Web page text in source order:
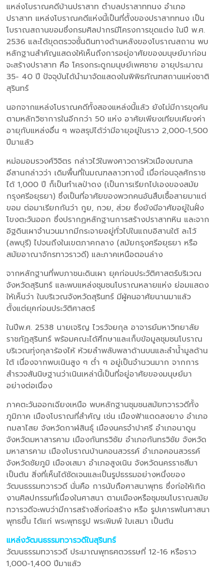
แหล่งโบราณคดีบ้านปราสาท ตำบลปราสาททนง อำเภอ
ปราสาท แหล่งโบราณคดีแห่งนี้เป็นที่ตั้งของปราสาททนง เป็น
โบราณสถานขอมชึ่งกรมศิลปากรมีโครงการขุดแต่ง ในปี พ.ศ.
2536 และได้ขุดตรวจชั้นดินทางด้านหลังของโบราณสถาน พบ
หลักฐานสำคัญแสดงให้เห็นถึงการอยุ่อาศัยของมนุษย์มาก่อน
จะสร้างปราสาท คือ โครงกระดูกมนุษย์เพศชาย อายุประมาณ
35- 40 ปี ปัจจุบันได้นำมาจัดแสดงในพิพิธภัณฑสถานแห่งชาติ
สุรินทร์
นอกจากแหล่งโบราณคดีทั้งสองแหล่งนี้แล้ว ยังไม่มีการขุดค้น
ตามหลักวิชาการในอีกกว่า 50 แห่ง อาศัยเพียงเทียบเคียงค่า
อายุกับแหล่งอื่น ๆ พอสรุปได้ว่ามีอายุอยู่ในราว 2,000-1,500
ปีมาแล้ว
หม่อมอมรวงศ์วิจิตร กล่าวไว้ในพงศาวดารหัวเมืองมณฑล
อีสานกล่าวว่า เดิมพื้นที่ในมณฑลลาวทางนี้ เมื่อก่อนจุลศักราช
ได้ 1,000 ปี ก็เป็นทำเลป่าดง (เป็นการเรียกไปเองของสมัย
กรุงศรีอยุธยา) ซึ่งเป็นที่อาศัยของพวกคนอันสืบเชื้อสายมาแต่
ขอม ต่อมาเรียกกันว่า กูย, กวย, ส่วย ซึ่งยังมีอาศัยอยู่ในฝั่ง
โขงตะวันออก ซึ่งปรากฏหลักฐานการสร้างปราสาทหิน และจาก
อิฐดินเผาจำนวนมากมีกระจายอยู่ทั่วไปในแถบอิสานใต้ ละโว้
(ลพบุรี) ไปจนถึงในเขตภาคกลาง (สมัยกรุงศรีอยุธยา หรือ
สมัยอาณาจักรทาวราวดี) และภาคเหนือตอนล่าง
จากหลักฐานที่พบภาชนะดินเผา ยุคก่อนประวัติศาสตร์บริเวณ
จังหวัดสุรินทร์ และพบแหล่งชุมชนโบราณหลายแห่ง ย่อมแสดง
ให้เห็นว่า ในบริเวณจังหวัดสุรินทร์ มีผู้คนอาศัยนานมาแล้ว
ตั้งแต่ยุคก่อนประวัติศาสตร์
ในปีพ.ศ. 2538 นายเจริญ ไวรวัจยกุล อาจารย์มหาวิทยาลัย
ราชภัฏสุรินทร์ พร้อมคณะได้ศึกษาและเก็บข้อมูลชุมชนโบราณ
บริเวณทุ่งกุลาร้องไห้ ห้วยลำพลับพลาด้านบนและลำน้ำมูลด้าน
ใต้ เนื่องจากพบเนินสูง ๆ ต่ำ ๆ อยู่เป็นจำนวนมาก จากการ
สำรวจสันนิษฐานว่าเนินเหล่านี้เป็นที่อยู่อาศัยของมนุษย์มา
อย่างต่อเนื่อง
ภาคตะวันออกเฉียงเหนือ พบหลักฐานชุมชนสมัยทวารวดีทั้ง
ภูมิภาค เมืองโบราณที่สำคัญ เช่น เมืองฟ้าแดดสงยาง อำเภอ
กมลาไสย จังหวัดกาฬสินธุ์ เมืองนครจำปาศรี อำเภอนาดูน
จังหวัดมหาสารคาม เมืองกันทรวิชัย อำเภอกันทรวิชัย จังหวัด
มหาสารคาม เมืองโบราณบ้านคอนสวรรค์ อำเภอคอนสวรรค์
จังหวัดชัยภูมิ เมืองเสมา อำเภอสูงเนิน จังหวัดนครราชสีมา
เป็นต้น สิ่งที่เห็นได้ชัดเจนและเป็นรูปธรรมอย่างหนึ่งของ
วัฒนธรรมทวารวดี นั่นคือ การนับถือศาสนาพุทธ ซึ่งก่อให้เกิด
งานศิลปกรรมที่เนื่องในศาสนา ตามเมืองหรือชุมชนโบราณสมัย
ทวารวดีจะพบว่ามีการสร้างสิ่งก่อสร้าง หรือ รูปเคารพในศาสนา
พุทธขึ้น ได้แก่ พระพุทธรูป พระพิมพ์ ใบเสมา เป็นต้น
แหล่งวัฒนธรรมทวารวดีในสุรินทร์
วัฒนธรรมทวารวดี ประมาณพุทธศตวรรษที่ 12-16 หรือราว
1,000-1,400 ปีมาแล้ว